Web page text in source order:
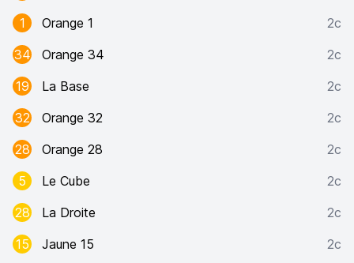
1
Orange 1
2c
34
Orange 34
2c
19
La Base
2c
32
Orange 32
2c
28
Orange 28
2c
5
Le Cube
2c
28
La Droite
2c
15
Jaune 15
2c